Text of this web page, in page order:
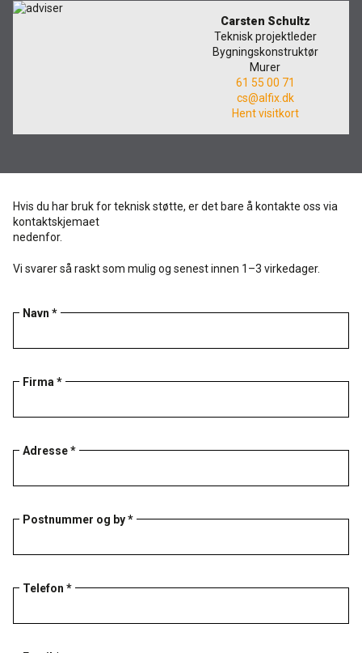
Carsten Schultz
Teknisk projektleder
Bygningskonstruktør
Murer
61 55 00 71
cs@alfix.dk
Hent visitkort
Hvis du har bruk for teknisk støtte, er det bare å kontakte oss via
kontaktskjemaet
nedenfor.
Vi svarer så raskt som mulig og senest innen 1–3 virkedager.
Navn *
Firma *
Adresse *
Postnummer og by *
Telefon *